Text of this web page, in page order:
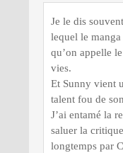
Je le dis
lequel le manga
qu’on appelle
vies.
Et Sunny vient
talent fou de
J’ai entamé la
saluer la
longtemps par